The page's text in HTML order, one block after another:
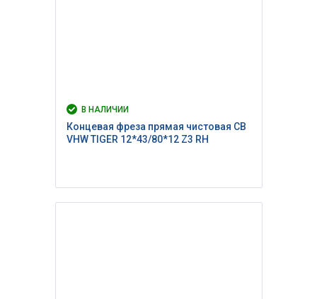
В НАЛИЧИИ
Концевая фреза прямая чистовая CB
VHW TIGER 12*43/80*12 Z3 RH